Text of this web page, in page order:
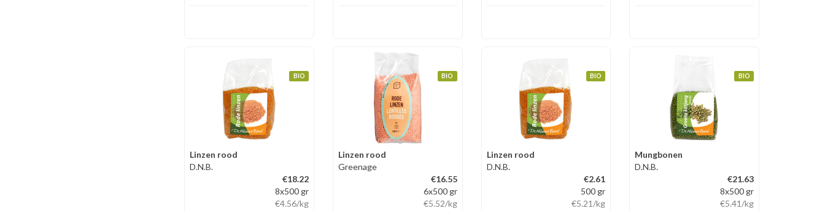
BIO
Linzen rood
D.N.B.
€18.22
8x500 gr
€4.56/kg
BIO
Linzen rood
Greenage
€16.55
6x500 gr
€5.52/kg
BIO
Linzen rood
D.N.B.
€2.61
500 gr
€5.21/kg
BIO
Mungbonen
D.N.B.
€21.63
8x500 gr
€5.41/kg